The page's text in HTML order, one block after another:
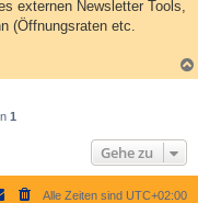
externen Newsletter Tools,
(Öffnungsraten etc.
1
Gehe zu
Alle Zeiten sind UTC+02:00